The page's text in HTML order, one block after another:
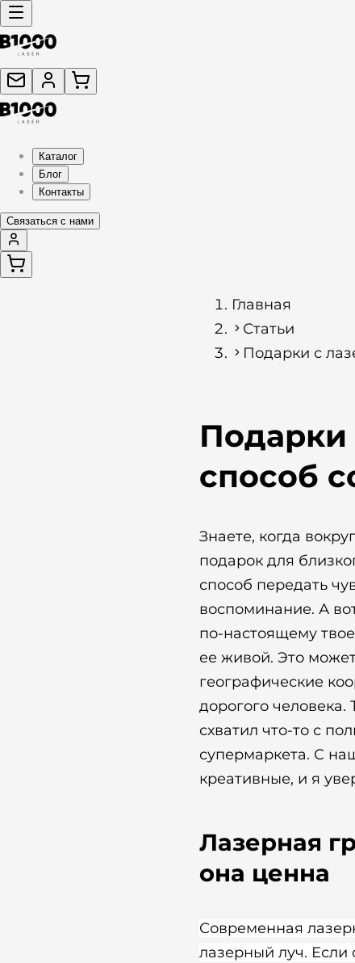
Каталог
Блог
Контакты
Связаться с нами
Главная
Статьи
Подарки с
Подарки
способ
Знаете, когда
подарок для
способ передать
воспоминание. А
по-настоящему
ее живой. Это
географические
дорогого человека.
схватил что-то с
супермаркета. С
креативные, и я
Лазерная
она ценна
Современная
лазерный луч. Если